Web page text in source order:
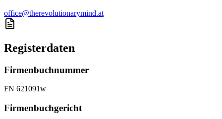
office@therevolutionarymind.at
Registerdaten
Firmenbuchnummer
FN 621091w
Firmenbuchgericht